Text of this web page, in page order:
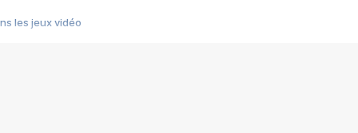
les jeux vidéo